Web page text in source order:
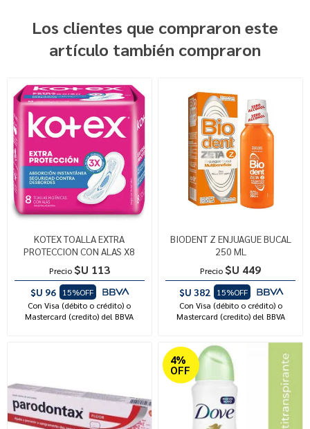
Los clientes que compraron este
artículo también compraron
KOTEX TOALLA EXTRA
PROTECCION CON ALAS X8
Precio $U 113
$U 96
15%OFF
Con Visa (débito o crédito) o
Mastercard (credito) del BBVA
BIODENT Z ENJUAGUE BUCAL
250 ML
Precio $U 449
$U 382
15%OFF
Con Visa (débito o crédito) o
Mastercard (credito) del BBVA
4%
OFF